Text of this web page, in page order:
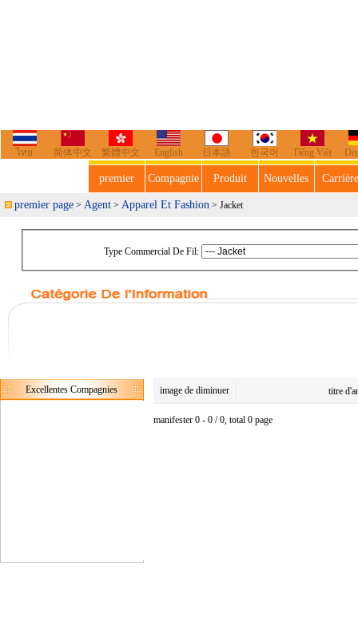
ไทย 简体中文 繁體中文 English 日本語 한국어 Tiếng Việt
premier Compagnie Produit Nouvelles
premier page > Agent > Apparel Et Fashion > Jacket
Type Commercial De Fil:
Excellentes Compagnies image de diminuer titre
manifester 0 - 0 / 0, total 0 page